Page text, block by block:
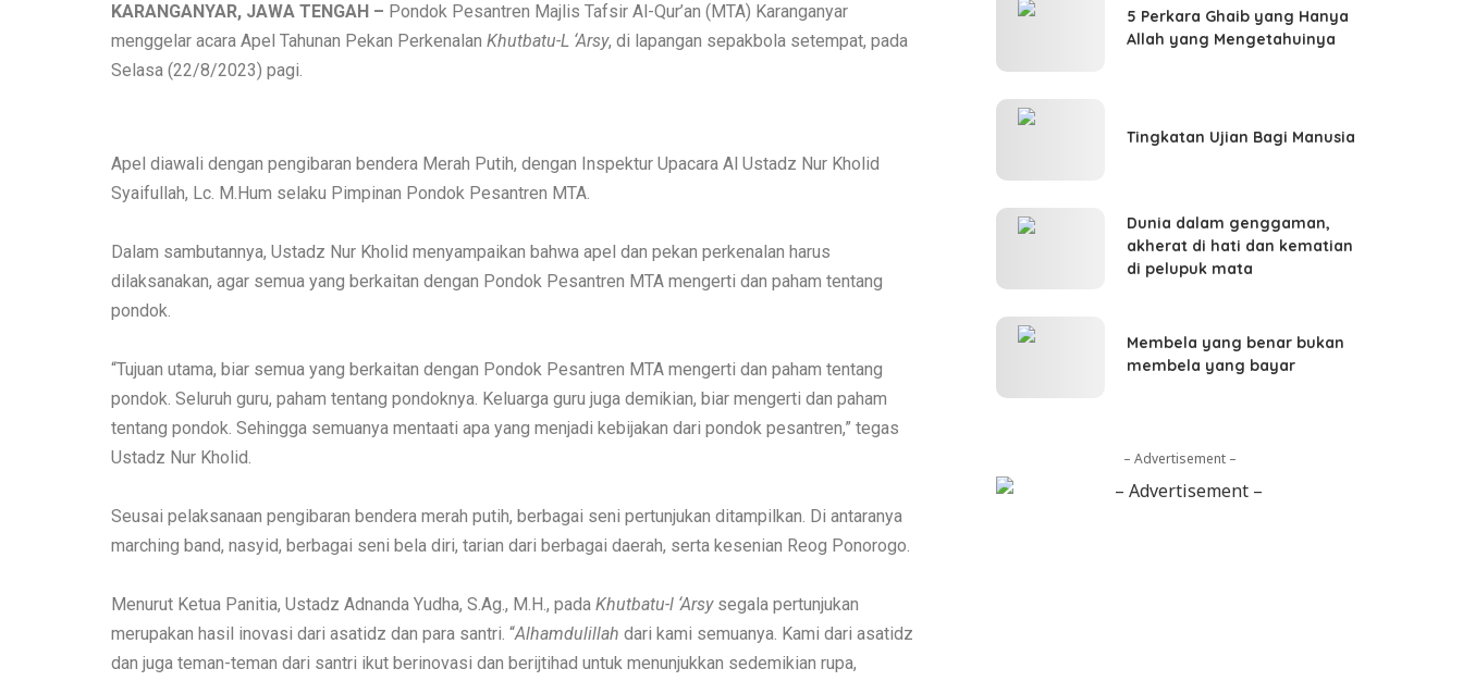
KARANGANYAR, JAWA TENGAH – Pondok Pesantren Majlis Tafsir Al-Qur’an (MTA) Karanganyar
menggelar acara Apel Tahunan Pekan Perkenalan Khutbatu-L ‘Arsy, di lapangan sepakbola setempat, pada
Selasa (22/8/2023) pagi.
Apel diawali dengan pengibaran bendera Merah Putih, dengan Inspektur Upacara Al Ustadz Nur Kholid
Syaifullah, Lc. M.Hum selaku Pimpinan Pondok Pesantren MTA.
Dalam sambutannya, Ustadz Nur Kholid menyampaikan bahwa apel dan pekan perkenalan harus
dilaksanakan, agar semua yang berkaitan dengan Pondok Pesantren MTA mengerti dan paham tentang
pondok.
“Tujuan utama, biar semua yang berkaitan dengan Pondok Pesantren MTA mengerti dan paham tentang
pondok. Seluruh guru, paham tentang pondoknya. Keluarga guru juga demikian, biar mengerti dan paham
tentang pondok. Sehingga semuanya mentaati apa yang menjadi kebijakan dari pondok pesantren,” tegas
Ustadz Nur Kholid.
Seusai pelaksanaan pengibaran bendera merah putih, berbagai seni pertunjukan ditampilkan. Di antaranya
marching band, nasyid, berbagai seni bela diri, tarian dari berbagai daerah, serta kesenian Reog Ponorogo.
Menurut Ketua Panitia, Ustadz Adnanda Yudha, S.Ag., M.H., pada Khutbatu-l ‘Arsysegala pertunjukan
merupakan hasil inovasi dari asatidz dan para santri. “Alhamdulillah dari kami semuanya. Kami dari asatidz
dan juga teman-teman dari santri ikut berinovasi dan berijtihad untuk menunjukkan sedemikian rupa,
5 Perkara Ghaib yang Hanya
Allah yang Mengetahuinya
Tingkatan Ujian Bagi Manusia
Dunia dalam genggaman,
akherat di hati dan kematian
di pelupuk mata
Membela yang benar bukan
membela yang bayar
– Advertisement –